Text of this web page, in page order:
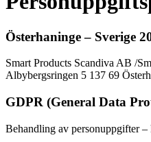
Österhaninge – Sverige
Smart Products Scandiva AB /
Albybergsringen 5 137 69
GDPR (General Data
Behandling av personuppgifter –